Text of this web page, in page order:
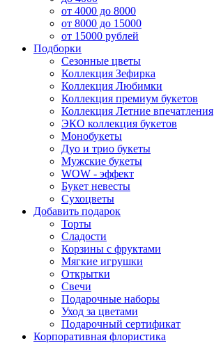
от 4000 до 8000
от 8000 до 15000
от 15000 рублей
Подборки
Сезонные цветы
Коллекция Зефирка
Коллекция Любимки
Коллекция премиум букетов
Коллекция Летние впечатления
ЭКО коллекция букетов
Монобукеты
Дуо и трио букеты
Мужские букеты
WOW - эффект
Букет невесты
Сухоцветы
Добавить подарок
Торты
Сладости
Корзины с фруктами
Мягкие игрушки
Открытки
Свечи
Подарочные наборы
Уход за цветами
Подарочный сертификат
Корпоративная флористика